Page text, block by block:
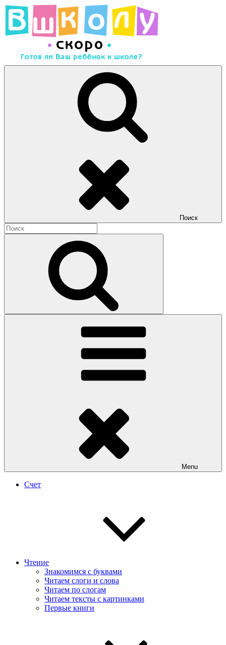
Перейти
содержимому
Много полезного материала для подготовки детей к школе
Поиск
Найти:
Menu
Счет
Чтение
Знакомимся с буквами
Читаем слоги и слова
Читаем по слогам
Читаем тексты с картинками
Первые книги